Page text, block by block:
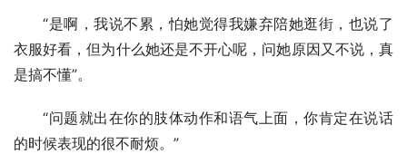
“是啊，我说不累，怕她觉得我嫌弃陪她逛街，也说了
衣服好看，但为什么她还是不开心呢，问她原因又不说，真
是搞不懂”。
“问题就出在你的肢体动作和语气上面，你肯定在说话
的时候表现的很不耐烦。”